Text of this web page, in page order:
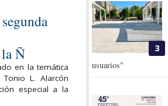
Ñ
en la temática
L. Alarcón
especial a la
3
usuarios"